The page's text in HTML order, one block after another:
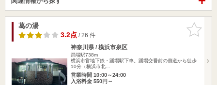
お気に入
りに追加
葛の湯
3.2点/ 26 件
神奈川県 / 横浜市泉区
踊場駅738m
横浜市営地下鉄・踊場駅下車。踊場交番前の側道から徒歩
10分（横浜市北…
営業時間 10:00～24:00
入浴料金 550円～